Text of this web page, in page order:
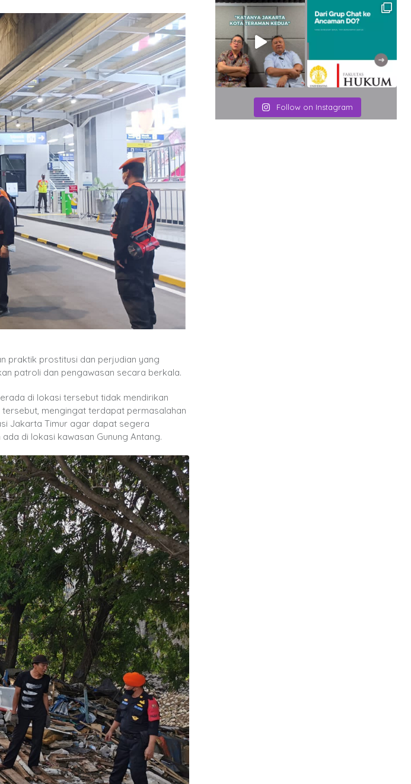
praktik prostitusi dan perjudian yang
patroli dan pengawasan secara berkala.
di lokasi tersebut tidak mendirikan
mengingat terdapat permasalahan
Jakarta Timur agar dapat segera
di lokasi kawasan Gunung Antang.
Follow on Instagram